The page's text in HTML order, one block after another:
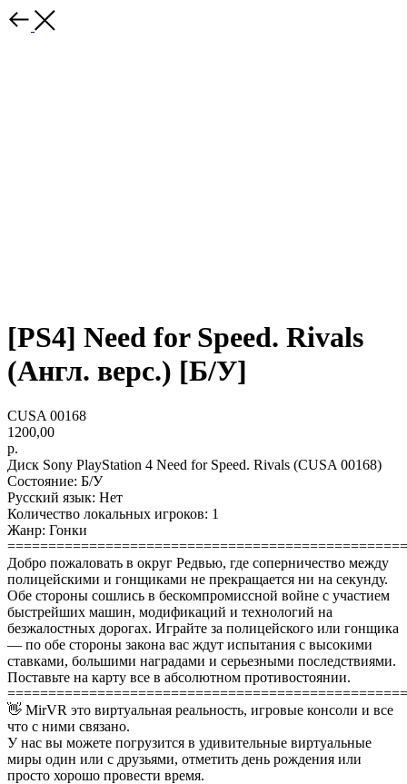
[PS4] Need for Speed. Rivals
(Англ. верс.) [Б/У]
CUSA 00168
1200,00
р.
Диск Sony PlayStation 4 Need for Speed. Rivals (CUSA 00168)
Состояние: Б/У
Русский язык: Нет
Количество локальных игроков: 1
Жанр: Гонки
Добро пожаловать в округ Редвью, где соперничество между
полицейскими и гонщиками не прекращается ни на секунду.
Обе стороны сошлись в бескомпромиссной войне с участием
быстрейших машин, модификаций и технологий на
безжалостных дорогах. Играйте за полицейского или гонщика
— по обе стороны закона вас ждут испытания с высокими
ставками, большими наградами и серьезными последствиями.
Поставьте на карту все в абсолютном противостоянии.
👋 MirVR это виртуальная реальность, игровые консоли и все
что с ними связано.
У нас вы можете погрузится в удивительные виртуальные
миры один или с друзьями, отметить день рождения или
просто хорошо провести время.